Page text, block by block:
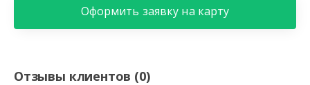
Оформить заявку на карту
Отзывы клиентов (0)